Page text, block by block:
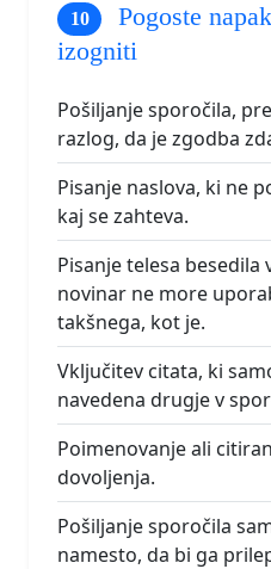
Pogoste
izogniti
Pošiljanje sporočila,
razlog, da je zgodba
Pisanje naslova, ki ne
kaj se zahteva.
Pisanje telesa besedila
novinar ne more
takšnega, kot je.
Vključitev citata, ki
navedena drugje v
Poimenovanje ali
dovoljenja.
Pošiljanje sporočila
namesto, da bi ga